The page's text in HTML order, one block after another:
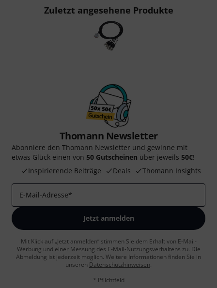
Zuletzt angesehene Produkte
Thomann Newsletter
Abonniere den Thomann Newsletter und gewinne mit
etwas Glück einen von 50 Gutscheinen über jeweils 50€!
Inspirierende Beiträge
Deals Thomann Insights
E-Mail-Adresse*
Jetzt anmelden
Mit Klick auf „Jetzt anmelden“ stimmen Sie dem Erhalt von E-Mail-
Werbung und einer Messung des E-Mail-Nutzungsverhaltens zu. Die
Abmeldung ist jederzeit möglich. Weitere Informationen finden Sie in
unseren Datenschutzhinweisen.
* Pflichtfeld